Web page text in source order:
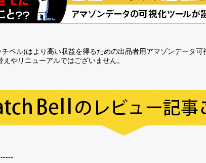
ベル)はより高い収益を得るための出品者用アマゾンデータ可
やリニューアルではございません。
-----